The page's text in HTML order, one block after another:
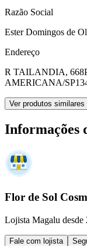
Razão Social
Ester Domingos de
Endereço
R TAILANDIA, 668
AMERICANA/SP
Ver produtos similares
Informações
Flor de Sol
Lojista Magalu desde
Fale com lojista